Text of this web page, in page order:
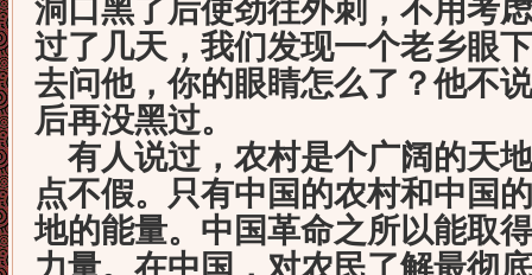
洞口黑了后使劲往外刺，不用考
过了几天，我们发现一个老乡眼
去问他，你的眼睛怎么了？他不
后再没黑过。
有人说过，农村是个广阔的天
点不假。只有中国的农村和中国
地的能量。中国革命之所以能取
力量。在中国，对农民了解最彻